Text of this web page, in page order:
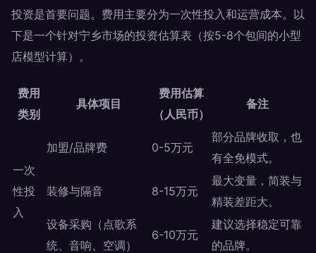
投资是首要问题。费用主要分为一次性投入和运营成本。以
下是一个针对宁乡市场的投资估算表（按5-8个包间的小型
店模型计算）。
费用
类别
具体项目
费用估算
（人民币）
备注
一次
性投
入
加盟/品牌费 0-5万元
部分品牌收取，也
有全免模式。
装修与隔音 8-15万元
最大变量，简装与
精装差距大。
设备采购（点歌系
统、音响、空调）
6-10万元
建议选择稳定可靠
的品牌。